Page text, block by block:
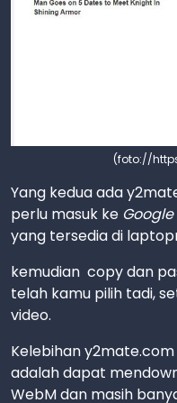
(foto://
Yang kedua ada
perlu masuk ke
yang tersedia di
kemudian copy dan
telah kamu pilih tadi,
video.
Kelebihan
adalah dapat
WebM dan masih